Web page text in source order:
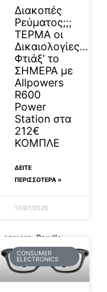
Bandle
Με 2
Ace Pro 2
και για εσένα.
Διακοπές
Ρεύματος;;;
ΤΕΡΜΑ οι
Δικαιολογίες…
Φτιάξ’ το
ΣΗΜΕΡΑ με
Allpowers
R600
Power
Station στα
212€
ΚΟΜΠΛΕ
ΔΕΊΤΕ
ΠΕΡΙΣΣΟΤΕΡΑ »
10/07/2026
CONSUMER
ELECTRONICS